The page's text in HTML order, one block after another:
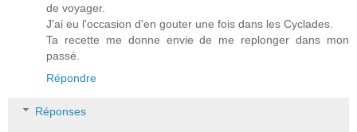
de voyager.
J'ai eu l'occasion d'en gouter une fois dans les Cyclades.
Ta recette me donne envie de me replonger dans mon
passé.
Répondre
Réponses